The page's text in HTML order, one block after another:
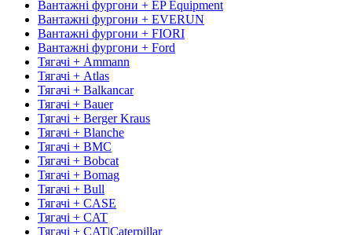
Вантажні фургони + EP Equipment
Вантажні фургони + EVERUN
Вантажні фургони + FIORI
Вантажні фургони + Ford
Тягачі + Ammann
Тягачі + Atlas
Тягачі + Balkancar
Тягачі + Bauer
Тягачі + Berger Kraus
Тягачі + Blanche
Тягачі + BMC
Тягачі + Bobcat
Тягачі + Bomag
Тягачі + Bull
Тягачі + CASE
Тягачі + CAT
Тягачі + CAT|Caterpillar